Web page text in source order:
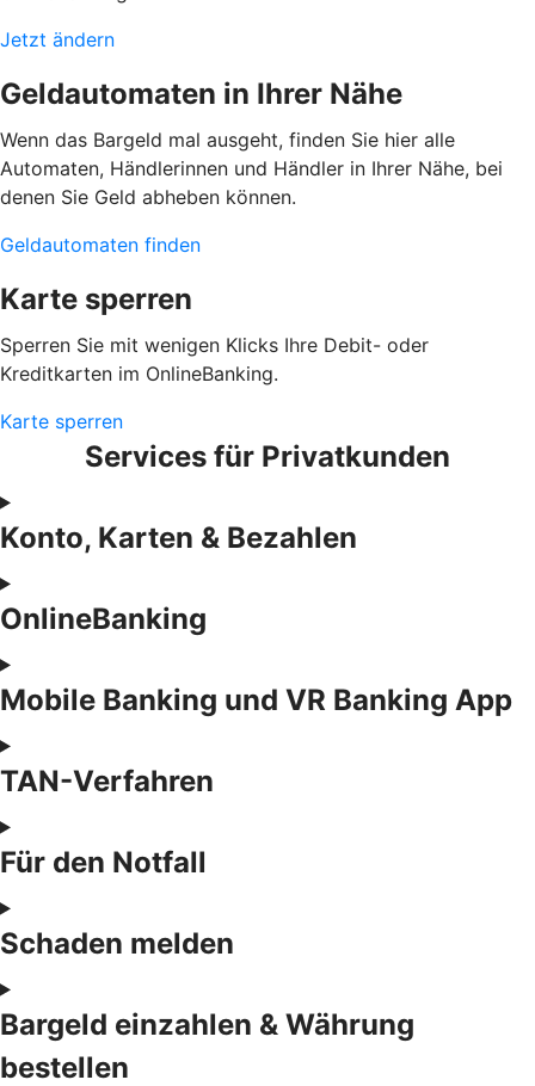
Jetzt ändern
Geldautomaten in Ihrer Nähe
Wenn das Bargeld mal ausgeht, finden Sie hier alle
Automaten, Händlerinnen und Händler in Ihrer Nähe, bei
denen Sie Geld abheben können.
Geldautomaten finden
Karte sperren
Sperren Sie mit wenigen Klicks Ihre Debit- oder
Kreditkarten im OnlineBanking.
Karte sperren
Services für Privatkunden
Konto, Karten & Bezahlen
OnlineBanking
Mobile Banking und VR Banking App
TAN-Verfahren
Für den Notfall
Schaden melden
Bargeld einzahlen & Währung
bestellen